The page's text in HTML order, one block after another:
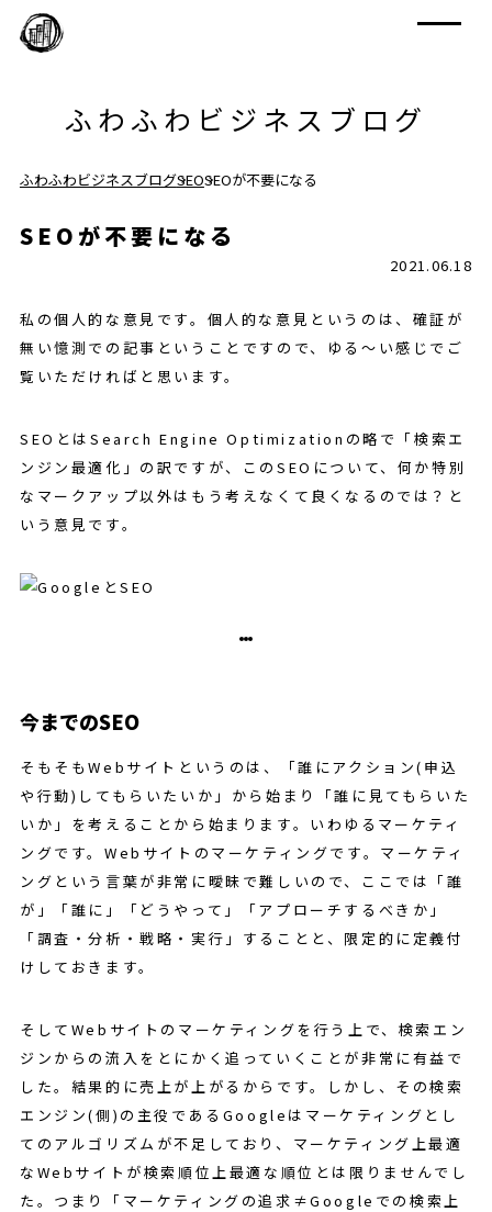
ふわふわビジネスブログ
ふわふわビジネスブログSEOSEOが不要になる
SEOが不要になる
2021.06.18
私の個人的な意見です。個人的な意見というのは、確証が
無い憶測での記事ということですので、ゆる～い感じでご
覧いただければと思います。
SEOとはSearch Engine Optimizationの略で「検索エ
ンジン最適化」の訳ですが、このSEOについて、何か特別
なマークアップ以外はもう考えなくて良くなるのでは？と
いう意見です。
今までのSEO
そもそもWebサイトというのは、「誰にアクション(申込
や行動)してもらいたいか」から始まり「誰に見てもらいた
いか」を考えることから始まります。いわゆるマーケティ
ングです。Webサイトのマーケティングです。マーケティ
ングという言葉が非常に曖昧で難しいので、ここでは「誰
が」「誰に」「どうやって」「アプローチするべきか」
「調査・分析・戦略・実行」することと、限定的に定義付
けしておきます。
そしてWebサイトのマーケティングを行う上で、検索エン
ジンからの流入をとにかく追っていくことが非常に有益で
した。結果的に売上が上がるからです。しかし、その検索
エンジン(側)の主役であるGoogleはマーケティングとし
てのアルゴリズムが不足しており、マーケティング上最適
なWebサイトが検索順位上最適な順位とは限りませんでし
た。つまり「マーケティングの追求≠Googleでの検索上